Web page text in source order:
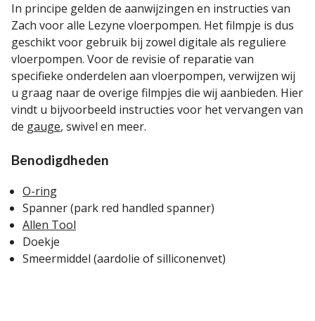
In principe gelden de aanwijzingen en instructies van
Zach voor alle Lezyne vloerpompen. Het filmpje is dus
geschikt voor gebruik bij zowel digitale als reguliere
vloerpompen. Voor de revisie of reparatie van
specifieke onderdelen aan vloerpompen, verwijzen wij
u graag naar de overige filmpjes die wij aanbieden. Hier
vindt u bijvoorbeeld instructies voor het vervangen van
de gauge, swivel en meer.
Benodigdheden
O-ring
Spanner (park red handled spanner)
Allen Tool
Doekje
Smeermiddel (aardolie of silliconenvet)